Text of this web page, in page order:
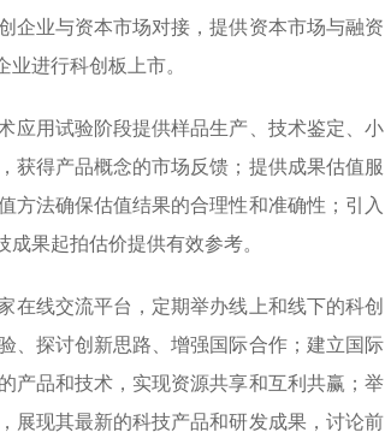
企业与资本市场对接，提供资本市场与融资
进行科创板上市。
应用试验阶段提供样品生产、技术鉴定、小
获得产品概念的市场反馈；提供成果估值服
方法确保估值结果的合理性和准确性；引入
果起拍估价提供有效参考。
在线交流平台，定期举办线上和线下的科创
、探讨创新思路、增强国际合作；建立国际
产品和技术，实现资源共享和互利共赢；举
展现其最新的科技产品和研发成果，讨论前